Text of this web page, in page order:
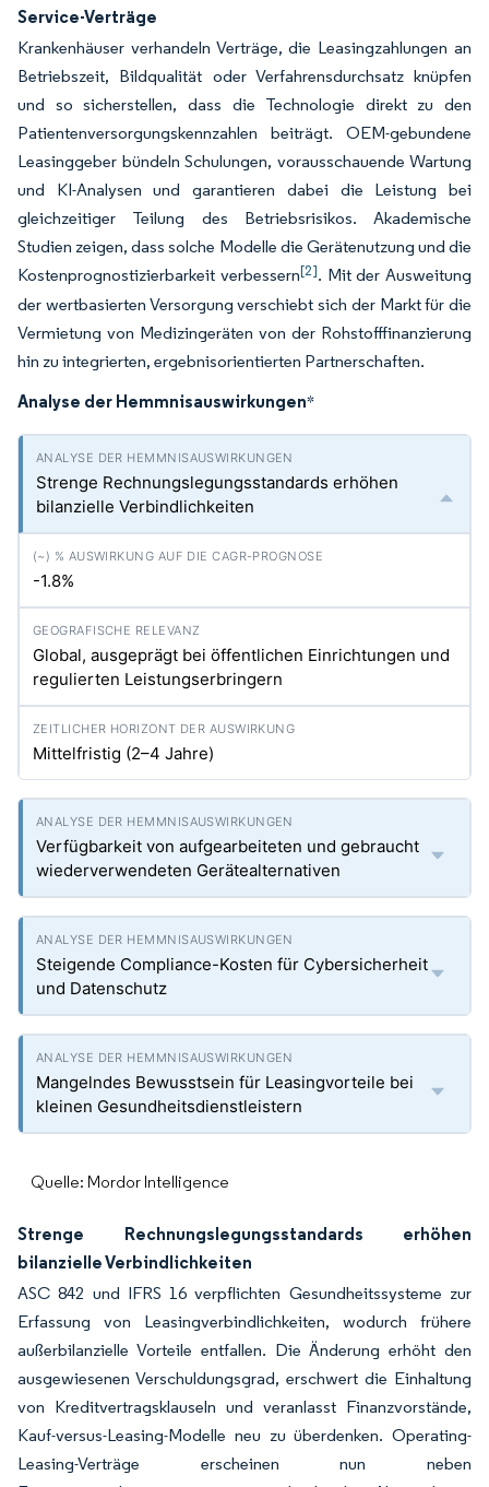
Service-Verträge
Krankenhäuser verhandeln Verträge, die Leasingzahlungen an
Betriebszeit, Bildqualität oder Verfahrensdurchsatz knüpfen
und so sicherstellen, dass die Technologie direkt zu den
Patientenversorgungskennzahlen beiträgt. OEM-gebundene
Leasinggeber bündeln Schulungen, vorausschauende Wartung
und KI-Analysen und garantieren dabei die Leistung bei
gleichzeitiger Teilung des Betriebsrisikos. Akademische
Studien zeigen, dass solche Modelle die Gerätenutzung und die
Kostenprognostizierbarkeit verbessern[2]. Mit der Ausweitung
der wertbasierten Versorgung verschiebt sich der Markt für die
Vermietung von Medizingeräten von der Rohstofffinanzierung
hin zu integrierten, ergebnisorientierten Partnerschaften.
Analyse der Hemmnisauswirkungen*
Strenge Rechnungslegungsstandards erhöhen
bilanzielle Verbindlichkeiten
-1.8%
Global, ausgeprägt bei öffentlichen Einrichtungen und
regulierten Leistungserbringern
Mittelfristig (2–4 Jahre)
Verfügbarkeit von aufgearbeiteten und gebraucht
wiederverwendeten Gerätealternativen
Steigende Compliance-Kosten für Cybersicherheit
und Datenschutz
Mangelndes Bewusstsein für Leasingvorteile bei
kleinen Gesundheitsdienstleistern
Quelle: Mordor Intelligence
Strenge Rechnungslegungsstandards erhöhen
bilanzielle Verbindlichkeiten
ASC 842 und IFRS 16 verpflichten Gesundheitssysteme zur
Erfassung von Leasingverbindlichkeiten, wodurch frühere
außerbilanzielle Vorteile entfallen. Die Änderung erhöht den
ausgewiesenen Verschuldungsgrad, erschwert die Einhaltung
von Kreditvertragsklauseln und veranlasst Finanzvorstände,
Kauf-versus-Leasing-Modelle neu zu überdenken. Operating-
Leasing-Verträge erscheinen nun neben